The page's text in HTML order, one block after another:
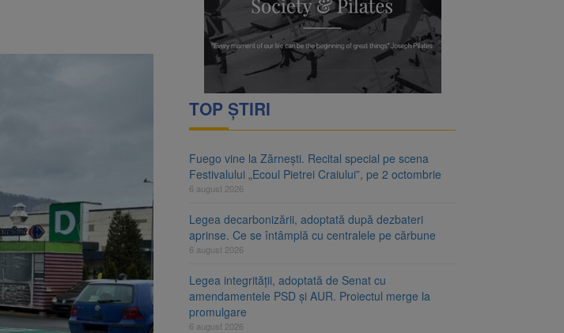
TOP ȘTIRI
Fuego vine la Zărnești. Recital special pe scena
Festivalului „Ecoul Pietrei Craiului”, pe 2 octombrie
6 august 2026
Legea decarbonizării, adoptată după dezbateri
aprinse. Ce se întâmplă cu centralele pe cărbune
6 august 2026
Legea integrității, adoptată de Senat cu
amendamentele PSD și AUR. Proiectul merge la
promulgare
6 august 2026